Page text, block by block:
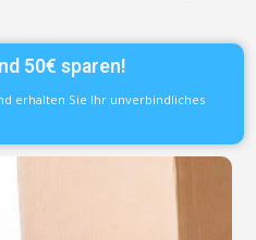
50€ sparen!
erhalten Sie Ihr unverbindliches